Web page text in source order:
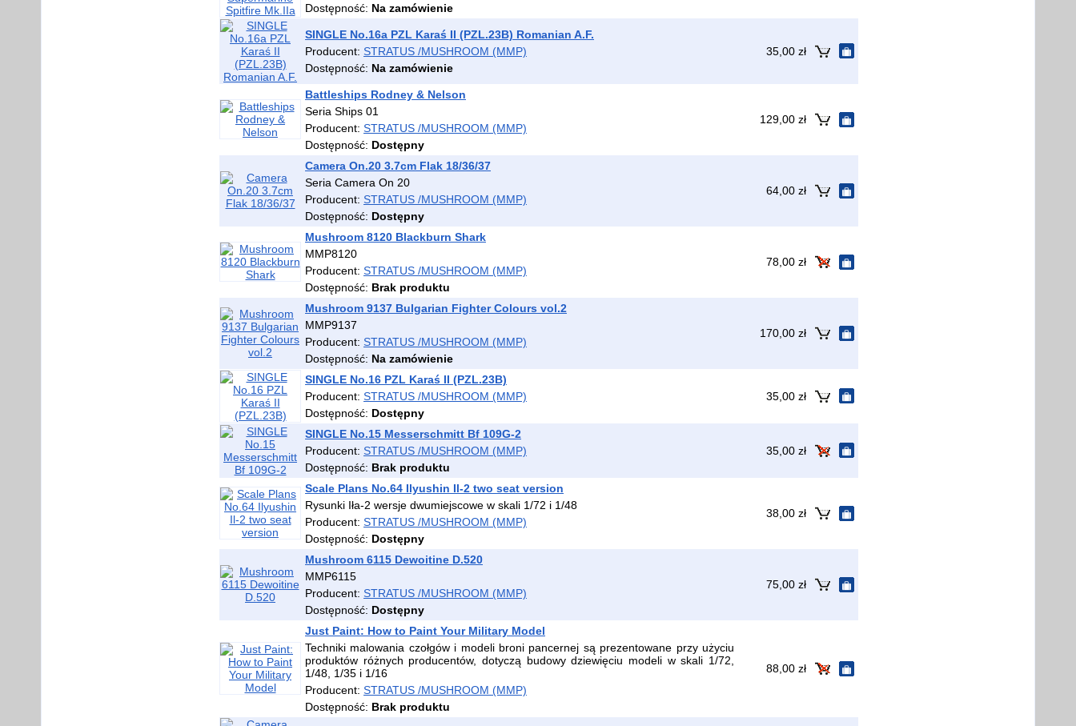
Dostępność: Na zamówienie
SINGLE No.16a PZL Karaś II (PZL.23B) Romanian A.F.
Producent: STRATUS /MUSHROOM (MMP)
Dostępność: Na zamówienie
35,00 zł
Battleships Rodney & Nelson
Seria Ships 01
Producent: STRATUS /MUSHROOM (MMP)
Dostępność: Dostępny
129,00 zł
Camera On.20 3.7cm Flak 18/36/37
Seria Camera On 20
Producent: STRATUS /MUSHROOM (MMP)
Dostępność: Dostępny
64,00 zł
Mushroom 8120 Blackburn Shark
MMP8120
Producent: STRATUS /MUSHROOM (MMP)
Dostępność: Brak produktu
78,00 zł
Mushroom 9137 Bulgarian Fighter Colours vol.2
MMP9137
Producent: STRATUS /MUSHROOM (MMP)
Dostępność: Na zamówienie
170,00 zł
SINGLE No.16 PZL Karaś II (PZL.23B)
Producent: STRATUS /MUSHROOM (MMP)
Dostępność: Dostępny
35,00 zł
SINGLE No.15 Messerschmitt Bf 109G-2
Producent: STRATUS /MUSHROOM (MMP)
Dostępność: Brak produktu
35,00 zł
Scale Plans No.64 Ilyushin Il-2 two seat version
Rysunki Iła-2 wersje dwumiejscowe w skali 1/72 i 1/48
Producent: STRATUS /MUSHROOM (MMP)
Dostępność: Dostępny
38,00 zł
Mushroom 6115 Dewoitine D.520
MMP6115
Producent: STRATUS /MUSHROOM (MMP)
Dostępność: Dostępny
75,00 zł
Just Paint: How to Paint Your Military Model
Techniki malowania czołgów i modeli broni pancernej są prezentowane przy użyciu
produktów różnych producentów, dotyczą budowy dziewięciu modeli w skali 1/72,
1/48, 1/35 i 1/16
Producent: STRATUS /MUSHROOM (MMP)
Dostępność: Brak produktu
88,00 zł